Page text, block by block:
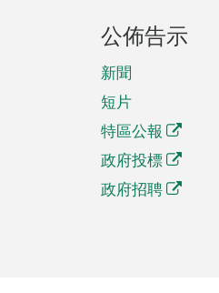
公佈告示
新聞
短片
特區公報
政府投標
政府招聘